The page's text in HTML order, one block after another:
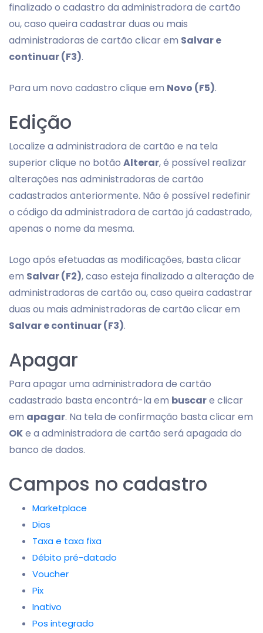
finalizado o cadastro da administradora de cartão
ou, caso queira cadastrar duas ou mais
administradoras de cartão clicar em Salvar e
continuar (F3).
Para um novo cadastro clique em Novo (F5).
Edição
Localize a administradora de cartão e na tela
superior clique no botão Alterar, é possível realizar
alterações nas administradoras de cartão
cadastrados anteriormente. Não é possível redefinir
o código da administradora de cartão já cadastrado,
apenas o nome da mesma.
Logo após efetuadas as modificações, basta clicar
em Salvar (F2), caso esteja finalizado a alteração de
administradoras de cartão ou, caso queira cadastrar
duas ou mais administradoras de cartão clicar em
Salvar e continuar (F3).
Apagar
Para apagar uma administradora de cartão
cadastrado basta encontrá-la em buscare clicar
em apagar. Na tela de confirmação basta clicar em
OKe a administradora de cartão será apagada do
banco de dados.
Campos no cadastro
Marketplace
Dias
Taxa e taxa fixa
Débito pré-datado
Voucher
Pix
Inativo
Pos integrado